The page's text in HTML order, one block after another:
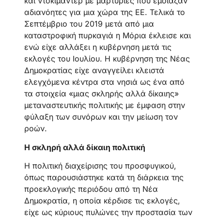
αδιανόητες για μια χώρα της ΕΕ. Τελικά το
Σεπτέμβριο του 2019 μετά από μια
καταστροφική πυρκαγιά η Μόρια έκλεισε και
ενώ είχε αλλάξει η κυβέρνηση μετά τις
εκλογές του Ιουλίου. Η κυβέρνηση της Νέας
Δημοκρατίας είχε αναγγείλει κλειστά
ελεγχόμενα κέντρα στα νησιά ως ένα από
τα στοιχεία «μιας σκληρής αλλά δίκαιης»
μεταναστευτικής πολιτικής με έμφαση στην
φύλαξη των συνόρων και την μείωση τον
ροών.
Η σκληρή αλλά δίκαιη πολιτική
Η πολιτική διαχείρισης του προσφυγικού,
όπως παρουσιάστηκε κατά τη διάρκεια της
προεκλογικής περιόδου από τη Νέα
Δημοκρατία, η οποία κέρδισε τις εκλογές,
είχε ως κύριους πυλώνες την προστασία των